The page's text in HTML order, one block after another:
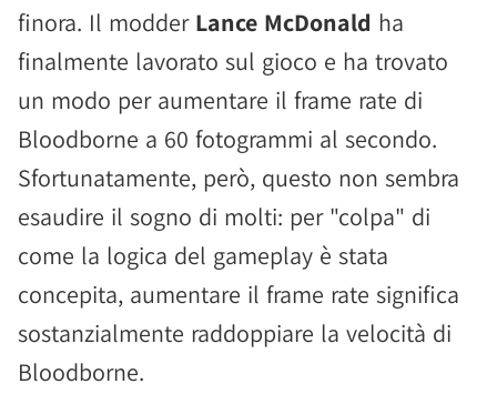
finora. Il modder Lance McDonald ha
finalmente lavorato sul gioco e ha trovato
un modo per aumentare il frame rate di
Bloodborne a 60 fotogrammi al secondo.
Sfortunatamente, però, questo non sembra
esaudire il sogno di molti: per "colpa" di
come la logica del gameplay è stata
concepita, aumentare il frame rate significa
sostanzialmente raddoppiare la velocità di
Bloodborne.